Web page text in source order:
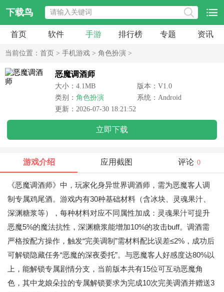
下载鸟
首页 软件 手游 排行榜 专题 资讯
当前位置： 首页 > 手机游戏 > 角色扮演 >
恶魔调酒师
大小：4.1MB
版本：V1.0
类别： 角色扮演
系统：Android
更新：2026-07-30 18:21:52
立即下载
游戏介绍 应用截图 评论 0
《恶魔调酒师》中，玩家化身异世界调酒师，需为恶魔客人调
制专属鸡尾酒。游戏内有30种基础材料（含冰块、灵魂果汁、
深渊糖浆等），每种材料对应不同属性加成：灵魂果汁可提升
恶魔5%的魔法抗性，深渊糖浆能增加10%的攻击buff。调酒需
严格按配方操作，触发“完美调制”需材料配比误差≤2%，成功后
可解锁隐藏任务“恶魔的深夜委托”。与恶魔客人好感度达80%以
上，能解锁专属剧情分支，当前版本共有15位可互动恶魔角
色，其中龙娘朵拉的专属解锁要求为完成10次完美调酒并赠送3